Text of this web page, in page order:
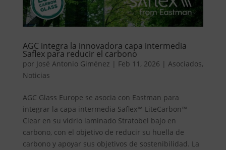
AGC integra la innovadora capa intermedia
Saflex para reducir el carbono
por José Antonio Giménez | Feb 11, 2026 | Asociados,
Noticias
AGC Glass Europe se asocia con Eastman para
integrar la capa intermedia Saflex™ LiteCarbon™
Clear en su vidrio laminado Stratobel bajo en
carbono, con el objetivo de reducir su huella de
carbono y apoyar sus objetivos de sostenibilidad. La